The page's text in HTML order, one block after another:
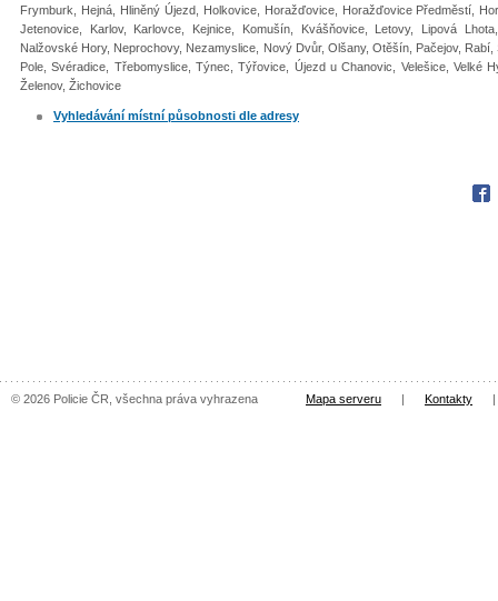
Frymburk, Hejná, Hliněný Újezd, Holkovice, Horažďovice, Horažďovice Předměstí,
Jetenovice, Karlov, Karlovce, Kejnice, Komušín, Kvášňovice, Letovy, Lipová
Nalžovské Hory, Neprochovy, Nezamyslice, Nový Dvůr, Olšany, Otěšín, Pačejov,
Pole, Svéradice, Třebomyslice, Týnec, Týřovice, Újezd u Chanovic, Velešice, Velké
Želenov, Žichovice
Vyhledávání místní působnosti dle adresy
© 2026 Policie ČR, všechna práva vyhrazena Mapa serveru | Kontakty |